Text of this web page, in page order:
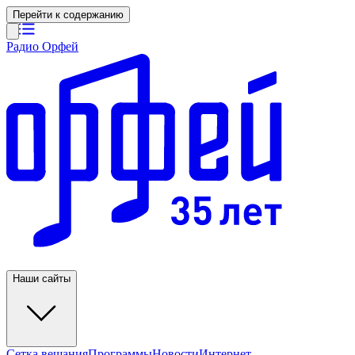
Перейти к содержанию
Радио Орфей
Наши сайты